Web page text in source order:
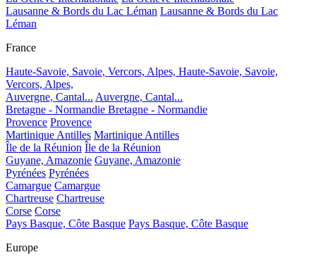
Lausanne & Bords du Lac Léman Lausanne & Bords du Lac
Léman
France
Haute-Savoie, Savoie, Vercors, Alpes, Haute-Savoie, Savoie,
Vercors, Alpes,
Auvergne, Cantal... Auvergne, Cantal...
Bretagne - Normandie Bretagne - Normandie
Provence Provence
Martinique Antilles Martinique Antilles
Île de la Réunion Île de la Réunion
Guyane, Amazonie Guyane, Amazonie
Pyrénées Pyrénées
Camargue Camargue
Chartreuse Chartreuse
Corse Corse
Pays Basque, Côte Basque Pays Basque, Côte Basque
Europe